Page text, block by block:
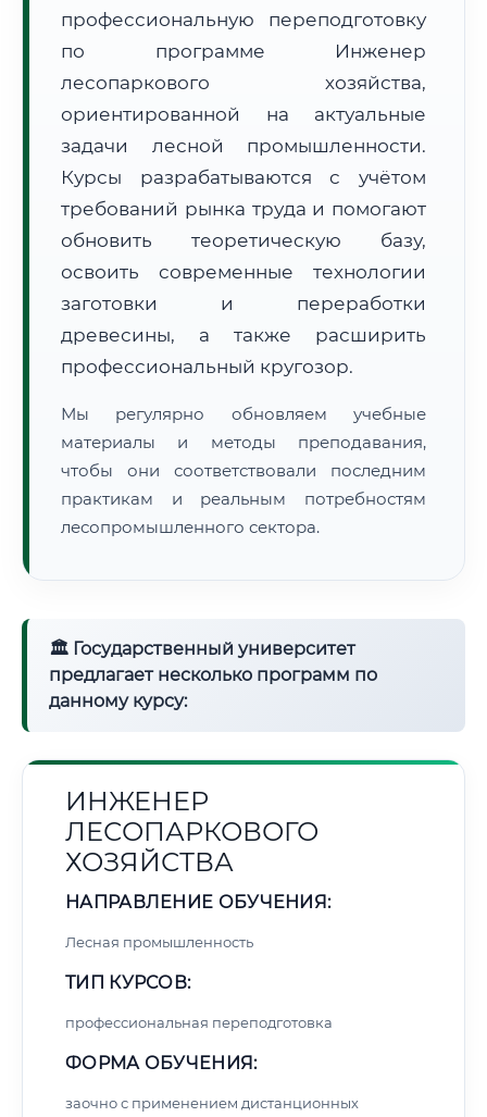
Часовой пояс:
UTC+4
Формат учебы:
Дистанционно
Расчет логистики оригиналов:
• Экспресс-доставка СДЭК / Почтой:
5–7 рабочих дней
📜 Документы и аккредитация
профессиональную переподготовку
по программе Инженер
лесопаркового хозяйства,
ориентированной на актуальные
задачи лесной промышленности.
Курсы разрабатываются с учётом
требований рынка труда и помогают
обновить теоретическую базу,
освоить современные технологии
заготовки и переработки
древесины, а также расширить
профессиональный кругозор.
Мы регулярно обновляем учебные
материалы и методы преподавания,
чтобы они соответствовали последним
практикам и реальным потребностям
лесопромышленного сектора.
🏛 Государственный университет
предлагает несколько программ по
данному курсу:
ИНЖЕНЕР
ЛЕСОПАРКОВОГО
ХОЗЯЙСТВА
НАПРАВЛЕНИЕ ОБУЧЕНИЯ:
Лесная промышленность
ТИП КУРСОВ:
профессиональная переподготовка
ФОРМА ОБУЧЕНИЯ:
заочно с применением дистанционных